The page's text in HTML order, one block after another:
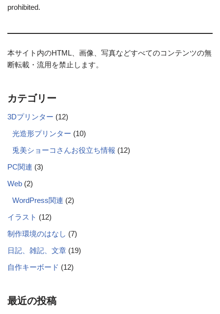
prohibited.
本サイト内のHTML、画像、写真などすべてのコンテンツの無
断転載・流用を禁止します。
カテゴリー
3Dプリンター (12)
光造形プリンター (10)
兎美ショーコさんお役立ち情報 (12)
PC関連 (3)
Web (2)
WordPress関連 (2)
イラスト (12)
制作環境のはなし (7)
日記、雑記、文章 (19)
自作キーボード (12)
最近の投稿